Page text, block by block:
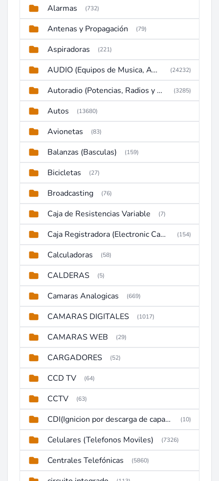
Alarmas (732)
Antenas y Propagación (79)
Aspiradoras (221)
AUDIO (Equipos de Musica, Amplificadores, Reproductores, Etc) (24232)
Autoradio (Potencias, Radios y DVD) (3285)
Autos (13680)
Avionetas (83)
Balanzas (Basculas) (159)
Bicicletas (27)
Broadcasting (76)
Caja de Resistencias Variable (7)
Caja Registradora (Electronic Cash Register) (154)
Calculadoras (58)
CALDERAS (5)
Camaras Analogicas (669)
CAMARAS DIGITALES (1017)
CAMARAS WEB (29)
CARGADORES (52)
CCD TV (64)
CCTV (63)
CDI(Ignicion por descarga de capacitor) (10)
Celulares (Telefonos Moviles) (7326)
Centrales Telefónicas (5860)